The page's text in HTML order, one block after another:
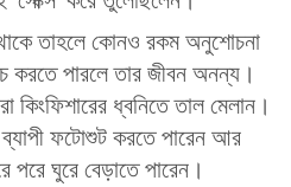
তাহলে কোনও রকম অনুশোচনা
করতে পারলে তার জীবন অনন্য।
কিংফিশারের ধ্বনিতে তাল মেলান।
ব্যাপী ফটোশুট করতে পারেন আর
পরে ঘুরে বেড়াতে পারেন।